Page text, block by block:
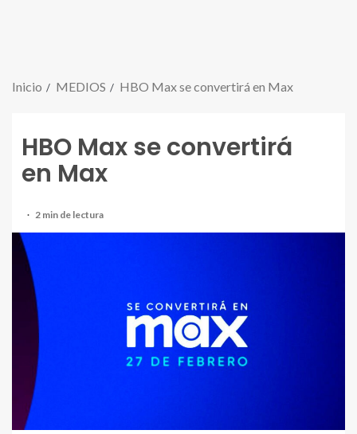
Inicio MEDIOS HBO Max se convertirá en Max
HBO Max se convertirá
en Max
2 min de lectura